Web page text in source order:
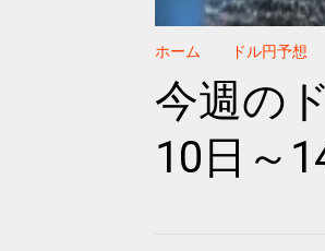
ホーム ドル円予想
今週の
10日～